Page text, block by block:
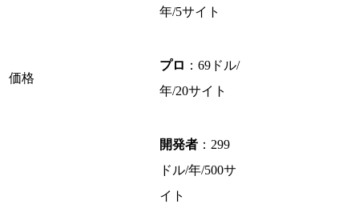
価格
年/5サイト
プロ ：69ドル/
年/20サイト
開発者 ：299
ドル/年/500サ
イト